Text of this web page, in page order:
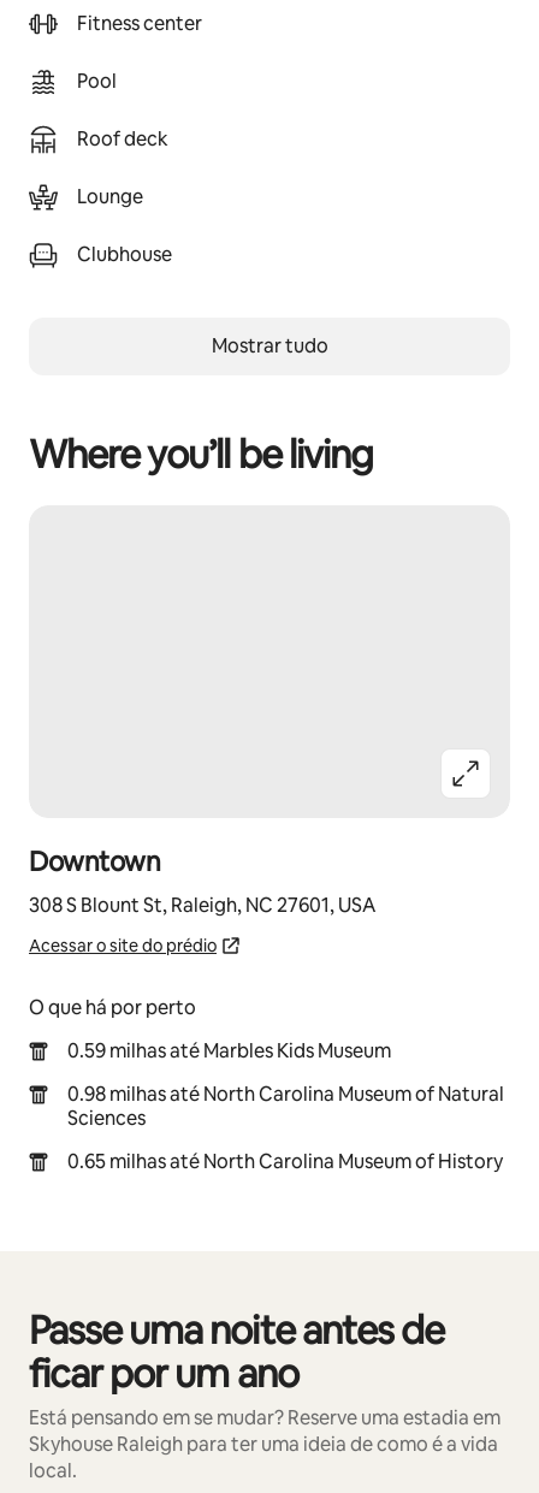
Fitness center
Pool
Roof deck
Lounge
Clubhouse
Mostrar tudo
Where you’ll be living
Downtown
308 S Blount St, Raleigh, NC 27601, USA
Acessar o site do prédio
O que há por perto
0.59 milhas até Marbles Kids Museum
0.98 milhas até North Carolina Museum of Natural
Sciences
0.65 milhas até North Carolina Museum of History
Passe uma noite antes de
ficar por um ano
Está pensando em se mudar? Reserve uma estadia em
Skyhouse Raleigh para ter uma ideia de como é a vida
local.
Mostrando 0 de 0 itens